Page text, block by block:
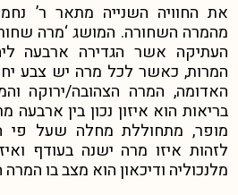
את החוויה השנייה מתאר ר’
מהמרה השחורה. המושג ‘מרה
העתיקה אשר הגדירה ארבעה
המרות, כאשר לכל מרה יש צבע
האדומה, המרה הצהובה/ירוקה
בריאות הוא איזון נכון בין ארבעה
מופר, מתחוללת מחלה שעל פי
לזהות איזו מרה ישנה בעודף
מלנכוליה ודיכאון הוא מצב בו